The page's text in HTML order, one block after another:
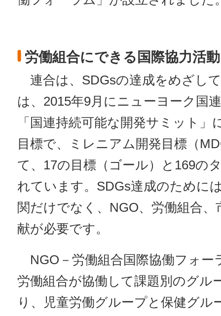
労働組合にできる国際協力活動
連合は、SDGsの達成をめざし
は、2015年9月にニューヨーク国
「国連持続可能な開発サミット
目標で、ミレニアム開発目標（
て、17の目標（ゴール）と169の
れています。SDGs達成のために
関だけでなく、NGO、労働組合
献が必要です。
NGO－労働組合国際協働フォー
労働組合が協働して課題別のグル
り、児童労働グループと保健グル